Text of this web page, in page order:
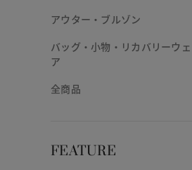
アウター・ブルゾン
バッグ・小物・リカバリーウェ
ア
全商品
FEATURE